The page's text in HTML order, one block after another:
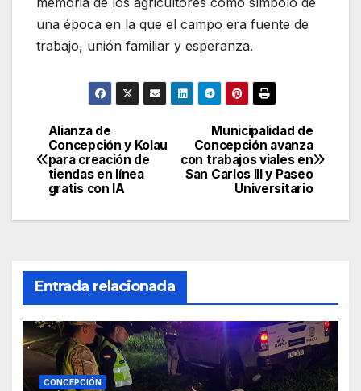
una época en la que el campo era fuente de
trabajo, unión familiar y esperanza.
Navegación
de
entradas
Municipalidad de
Concepción avanza
con trabajos viales en
San Carlos III y Paseo
Universitario
Alianza de
Concepción y Kolau
para creación de
tiendas en línea
gratis con IA
Entrada relacionada
CONCEPCIÓN